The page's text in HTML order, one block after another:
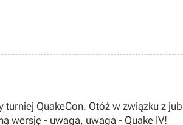
QuakeCon. Otóż w związku z
wersję - uwaga, uwaga - Quake IV!